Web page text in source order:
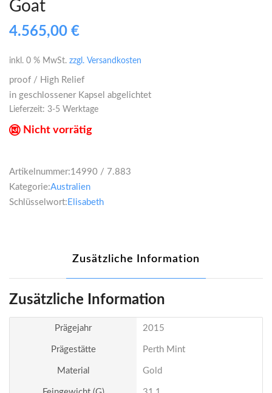
Goat
4.565,00 €
inkl. 0 % MwSt. zzgl. Versandkosten
proof / High Relief
in geschlossener Kapsel abgelichtet
Lieferzeit: 3-5 Werktage
Nicht vorrätig
Artikelnummer:14990 / 7.883
Kategorie:Australien
Schlüsselwort: Elisabeth
Zusätzliche Information
Zusätzliche Information
Prägejahr 2015
Prägestätte Perth Mint
Material Gold